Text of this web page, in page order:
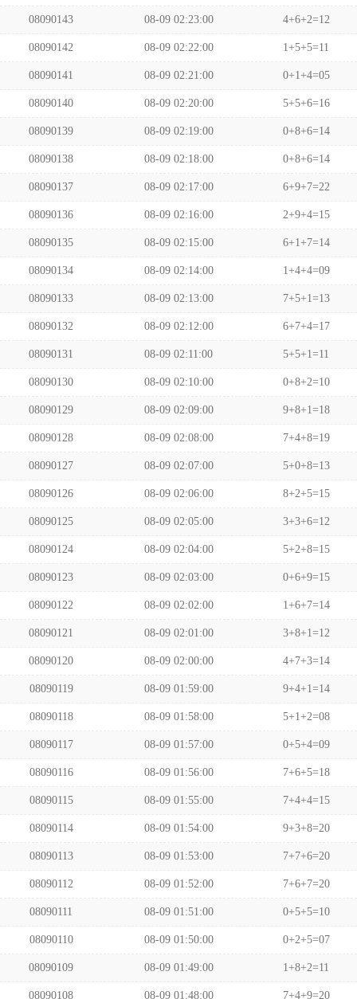
08090143 08-09 02:23:00 4+6+2=12
08090142 08-09 02:22:00 1+5+5=11
08090141 08-09 02:21:00 0+1+4=05
08090140 08-09 02:20:00 5+5+6=16
08090139 08-09 02:19:00 0+8+6=14
08090138 08-09 02:18:00 0+8+6=14
08090137 08-09 02:17:00 6+9+7=22
08090136 08-09 02:16:00 2+9+4=15
08090135 08-09 02:15:00 6+1+7=14
08090134 08-09 02:14:00 1+4+4=09
08090133 08-09 02:13:00 7+5+1=13
08090132 08-09 02:12:00 6+7+4=17
08090131 08-09 02:11:00 5+5+1=11
08090130 08-09 02:10:00 0+8+2=10
08090129 08-09 02:09:00 9+8+1=18
08090128 08-09 02:08:00 7+4+8=19
08090127 08-09 02:07:00 5+0+8=13
08090126 08-09 02:06:00 8+2+5=15
08090125 08-09 02:05:00 3+3+6=12
08090124 08-09 02:04:00 5+2+8=15
08090123 08-09 02:03:00 0+6+9=15
08090122 08-09 02:02:00 1+6+7=14
08090121 08-09 02:01:00 3+8+1=12
08090120 08-09 02:00:00 4+7+3=14
08090119 08-09 01:59:00 9+4+1=14
08090118 08-09 01:58:00 5+1+2=08
08090117 08-09 01:57:00 0+5+4=09
08090116 08-09 01:56:00 7+6+5=18
08090115 08-09 01:55:00 7+4+4=15
08090114 08-09 01:54:00 9+3+8=20
08090113 08-09 01:53:00 7+7+6=20
08090112 08-09 01:52:00 7+6+7=20
08090111 08-09 01:51:00 0+5+5=10
08090110 08-09 01:50:00 0+2+5=07
08090109 08-09 01:49:00 1+8+2=11
08090108 08-09 01:48:00 7+4+9=20